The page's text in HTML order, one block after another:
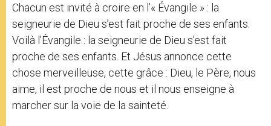
Chacun est invité à croire en l’« Évangile » : la
seigneurie de Dieu s’est fait proche de ses enfants.
Voilà l’Évangile : la seigneurie de Dieu s’est fait
proche de ses enfants. Et Jésus annonce cette
chose merveilleuse, cette grâce : Dieu, le Père, nous
aime, il est proche de nous et il nous enseigne à
marcher sur la voie de la sainteté.